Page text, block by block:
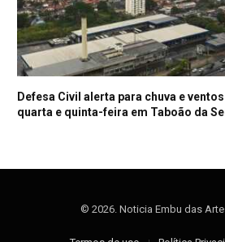
Defesa Civil alerta para chuva e
quarta e quinta-feira em Taboão da
© 2026. Noticia Embu das